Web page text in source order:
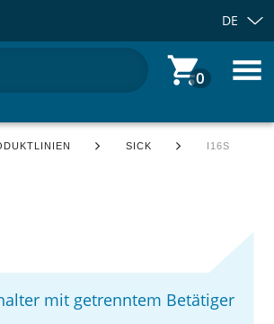
DE
0
SICK I16S
mit getrenntem Betätiger